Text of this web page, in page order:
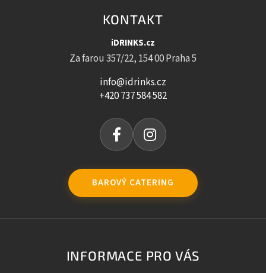
KONTAKT
iDRINKS.cz
Za farou 357/22, 154 00 Praha 5
info@idrinks.cz
+420 737 584 582
BAROVÝ CATERING
INFORMACE PRO VÁS